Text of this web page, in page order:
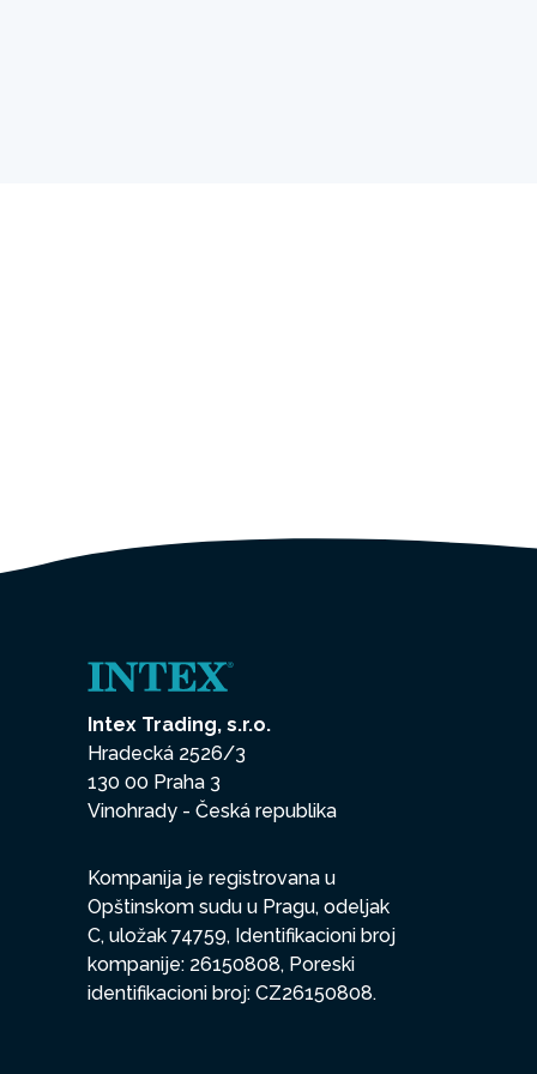
Intex Trading, s.r.o.
Hradecká 2526/3
130 00 Praha 3
Vinohrady - Česká republika
Kompanija je registrovana u
Opštinskom sudu u Pragu, odeljak
C, uložak 74759, Identifikacioni broj
kompanije: 26150808, Poreski
identifikacioni broj: CZ26150808.